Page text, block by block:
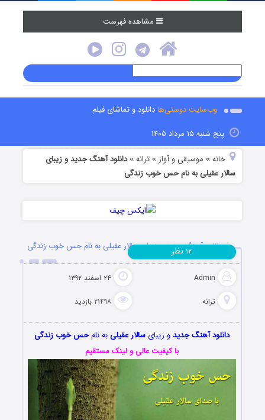
مشاهده فهرست
وب‌سایت دوستی‌هادانلود و تماشای فیلم
پنج شنبه ۱۵ مرداد ۱۴۰۵
خانه » موسیقی و آواز »ترانه »دانلود آهنگ جدید و زیبای
سالار عقیلی به نام حس خوب زندگی
دانلود آهنگ جدید و زیبای سالار عقیلی به نام حس خوب زندگی
Admin ۲۴ اسفند ۱۳۹۲
ترانه ۲۱۴۹۸ بازدید
۱۲ نظر
دانلود آهنگ جدیدو زیبای سالار عقیلیبه نامحس خوب زندگی
با کیفیت عالی و لینک مستقیم